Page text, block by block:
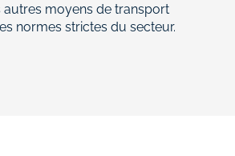
autres moyens de transport
normes strictes du secteur.